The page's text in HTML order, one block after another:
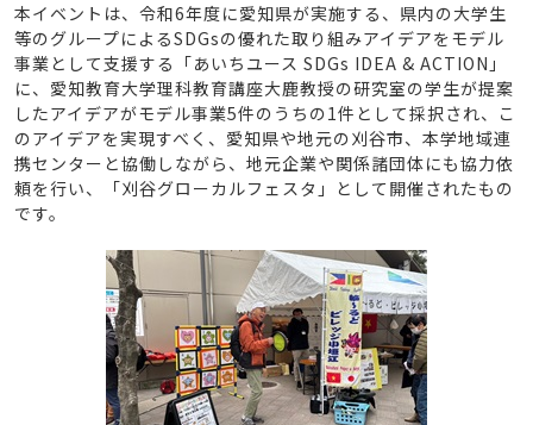
本イベントは、令和6年度に愛知県が実施する、県内の大学生
等のグループによるSDGsの優れた取り組みアイデアをモデル
事業として支援する「あいちユース SDGs IDEA & ACTION」
に、愛知教育大学理科教育講座大鹿教授の研究室の学生が提案
したアイデアがモデル事業5件のうちの1件として採択され、こ
のアイデアを実現すべく、愛知県や地元の刈谷市、本学地域連
携センターと協働しながら、地元企業や関係諸団体にも協力依
頼を行い、「刈谷グローカルフェスタ」として開催されたもの
です。